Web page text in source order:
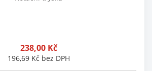
238,00 Kč
196,69 Kč bez DPH